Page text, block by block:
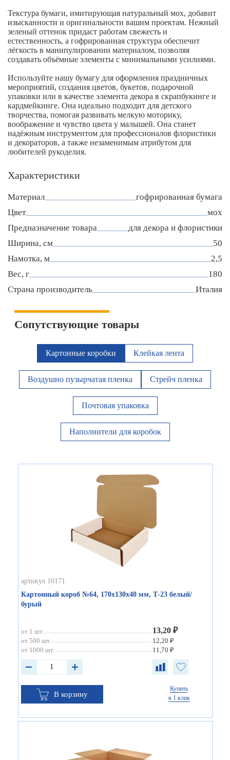
Текстура бумаги, имитирующая натуральный мох, добавит
изысканности и оригинальности вашим проектам. Нежный
зеленый оттенок придаст работам свежесть и
естественность, а гофрированная структура обеспечит
лёгкость в манипулировании материалом, позволяя
создавать объёмные элементы с минимальными усилиями.
Используйте нашу бумагу для оформления праздничных
мероприятий, создания цветов, букетов, подарочной
упаковки или в качестве элемента декора в скрапбукинге и
кардмейкинге. Она идеально подходит для детского
творчества, помогая развивать мелкую моторику,
воображение и чувство цвета у малышей. Она станет
надёжным инструментом для профессионалов флористики
и декораторов, а также незаменимым атрибутом для
любителей рукоделия.
Характеристики
Материал
гофрированная бумага
Цвет
мох
Предназначение товара
для декора и флористики
Ширина, см
50
Намотка, м
2,5
Вес, г
180
Страна производитель
Италия
Сопутствующие товары
Картонные коробки Клейкая лента
Воздушно пузырчатая пленка Стрейч пленка
Почтовая упаковка
Наполнители для коробок
артикул 10171
Картонный короб №64, 170х130х40 мм, Т-23 белый/
бурый
от 1 шт. 13,20 ₽
от 500 шт.
12,20 ₽
от 1000 шт.
11,70 ₽
В корзину
Купить
в 1 клик